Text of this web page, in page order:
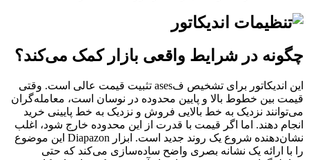
چگونه در شرایط واقعی بازار کمک می‌کند؟
این اندیکاتور برای تشخیص فases تثبیت قیمت عالی است. وقتی
قیمت بین خطوط بالا و پایین محدوده در نوسان است، معامله‌گران
می‌توانند نزدیک به خط بالایی فروش و نزدیک به خط پایینی خرید
انجام دهند. اما اگر قیمت با قدرت از این محدوده خارج شود، اغلب
نشان‌دهنده شروع یک روند جدید است. ابزار Diapazon این موضوع
را با ارائه یک نشانه بصری واضح ساده‌سازی می‌کند که حتی